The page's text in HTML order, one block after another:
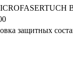
защитных